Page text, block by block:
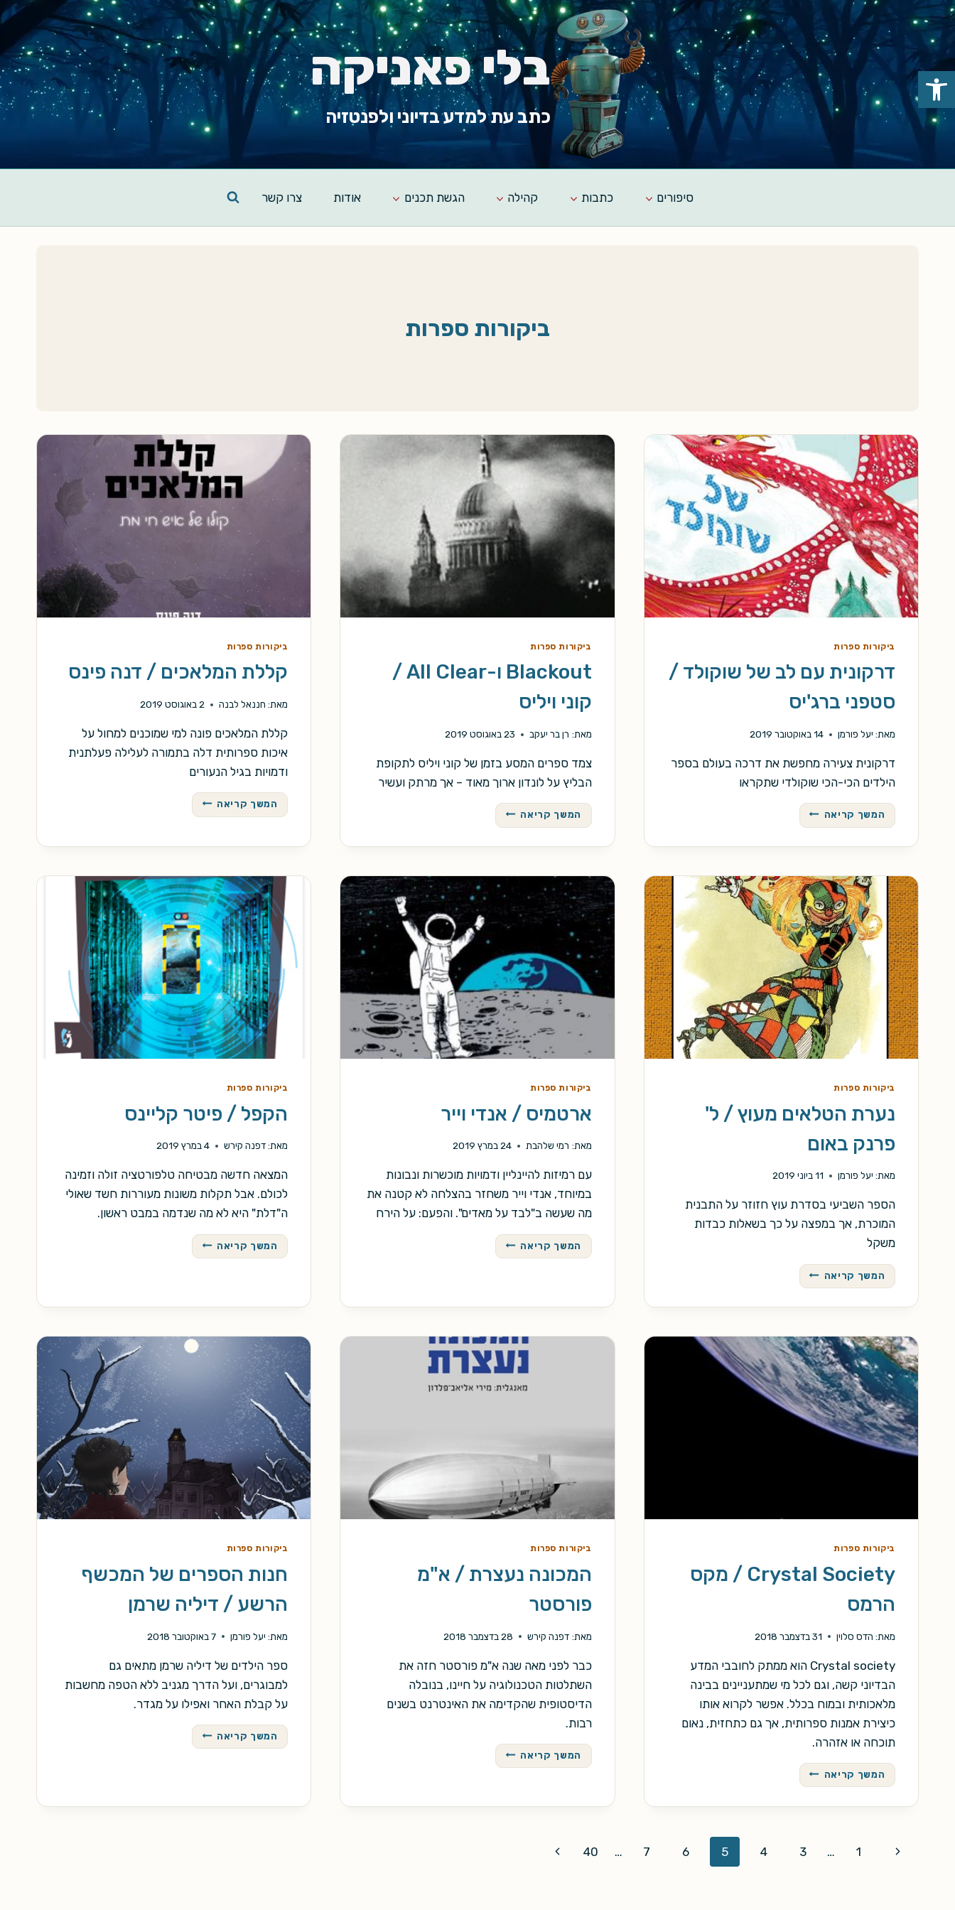
Skip
content
בלי פאניקה
כתב עת למדע בדיוני ולפנטזיה
סיפורים כתבות קהילה הגשת תכנים אודות צרו קשר
ביקורות ספרות
ביקורות ספרות
דרקונית עם לב של שוקולד /
סטפני ברג'יס
מאת: יעל פורמן 14 באוקטובר 2019
דרקונית צעירה מחפשת את דרכה בעולם בספר
הילדים הכי-הכי שוקולדי שתקראו
המשך קריאה דרקונית
עם
/
סטפני
ברג'יס
ביקורות ספרות
Blackout ו-All Clear /
קוני ויליס
מאת: רן בר יעקב 23 באוגוסט 2019
צמד ספרים המסע בזמן של קוני ויליס לתקופת
הבליץ על לונדון ארוך מאוד – אך מרתק ועשיר
המשך קריאהBLACKOUT
ו-
ויליס
ביקורות ספרות
קללת המלאכים / דנה פינס
מאת: חננאל לבנה 2 באוגוסט 2019
קללת המלאכים פונה למי שמוכנים למחול על
איכות ספרותית דלה בתמורה לעלילה פעלתנית
ודמויות בגיל הנעורים
המשך קריאה קללת
המלאכים
דנה
ביקורות ספרות
נערת הטלאים מעוץ / ל'
פרנק באום
מאת: יעל פורמן 11 ביוני 2019
הספר השביעי בסדרת עוץ חזוזר על התבנית
המוכרת, אך במפצה על כך בשאלות כבדות
משקל
המשך קריאה נערת
הטלאים
פרנק
באום
ביקורות ספרות
ארטמיס / אנדי וייר
מאת: רמי שלהבת 24 במרץ 2019
עם רמיזות להיינליין ודמויות מוכשרות ונבונות
במיוחד, אנדי וייר משחזר בהצלחה לא קטנה את
מה שעשה ב"לבד על מאדים". והפעם: על הירח
המשך קריאהארטמיס
/
ביקורות ספרות
הקפל / פיטר קליינס
מאת: דפנה קירש 4 במרץ 2019
המצאה חדשה מבטיחה טלפורטציה זולה וזמינה
לכולם. אבל תקלות משונות מעוררות חשד שאולי
ה"דלת" היא לא מה שנדמה במבט ראשון.
המשך קריאה הקפל
/
ביקורות ספרות
Crystal Society / מקס
הרמס
מאת: הדס סלוין 31 בדצמבר 2018
Crystal society הוא ממתק לחובבי המדע
הבדיוני קשה, וגם לכל מי שמתעניינים בבינה
מלאכותית ובמוח בכלל. אפשר לקרוא אותו
כיצירת אמנות ספרותית, אך גם כתחזית, נאום
תוכחה או אזהרה.
המשך קריאה CRYSTAL
SOCIETY
ביקורות ספרות
המכונה נעצרת / א"מ
פורסטר
מאת: דפנה קירש 28 בדצמבר 2018
כבר לפני מאה שנה א"מ פורסטר חזה את
השתלטות הטכנולוגיה על חיינו, בנובלה
הדיסטופית שהקדימה את האינטרנט בשנים
רבות.
המשך קריאההמכונה
נעצרת
ביקורות ספרות
חנות הספרים של המכשף
הרשע / דיליה שרמן
מאת: יעל פורמן 7 באוקטובר 2018
ספר הילדים של דיליה שרמן מתאים גם
למבוגרים, ועל הדרך מגניב ללא הטפה מחשבות
על קבלת האחר ואפילו על מגדר.
המשך קריאה חנות
הספרים
/
Page
Previous
1
…
3
4
5
6
7
…
40
Next
פתח סרגל נגישות